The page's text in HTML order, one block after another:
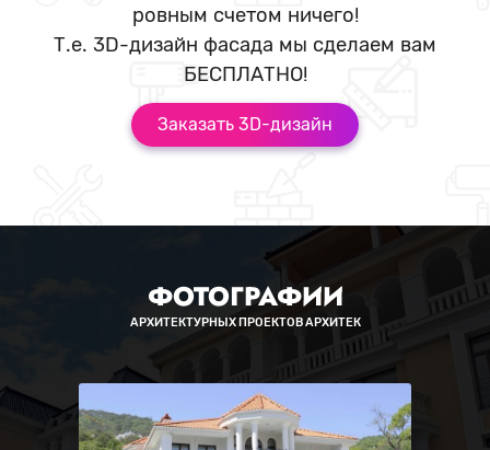
ровным счетом ничего!
Т.е. 3D-дизайн фасада мы сделаем вам
БЕСПЛАТНО!
Заказать 3D-дизайн
ФОТОГРАФИИ
АРХИТЕКТУРНЫХ ПРОЕКТОВ АРХИТЕК